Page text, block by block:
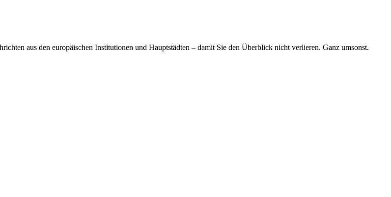
aus den europäischen Institutionen und Hauptstädten – damit Sie den Überblick nicht verlieren. Ganz umsonst.